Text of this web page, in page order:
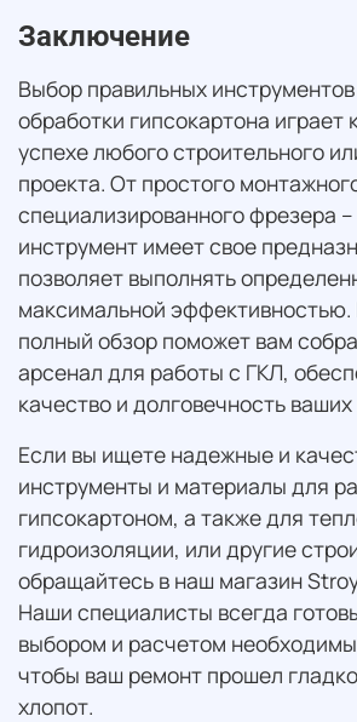
Заключение
Выбор правильных
обработки гипсокартона
успехе любого строительного
проекта. От простого
специализированного фрезера
инструмент имеет свое
позволяет выполнять
максимальной
полный обзор поможет вам
арсенал для работы с ГКЛ,
качество и долговечность
Если вы ищете надежные и
инструменты и материалы для
гипсокартоном, а также для
гидроизоляции, или другие
обращайтесь в наш магазин
Наши специалисты всегда
выбором и расчетом
чтобы ваш ремонт прошел
хлопот.